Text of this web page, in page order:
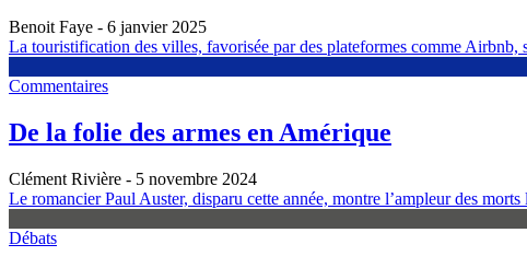
Benoit Faye - 6 janvier 2025
La touristification des villes, favorisée par des plateformes comme Airbnb,
Commentaires
De la folie des armes en Amérique
Clément Rivière - 5 novembre 2024
Le romancier Paul Auster, disparu cette année, montre l’ampleur des
Débats